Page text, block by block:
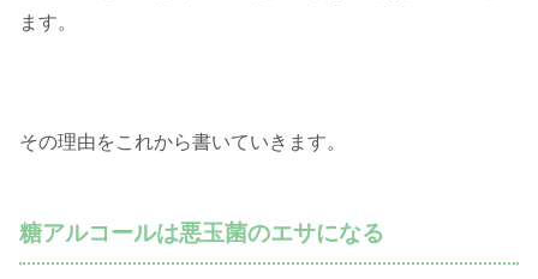
ます。
その理由をこれから書いていきます。
糖アルコールは悪玉菌のエサになる